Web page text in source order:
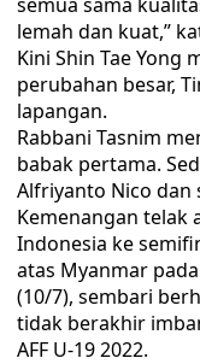
lemah dan kuat,”
Kini Shin Tae Yong
perubahan besar,
lapangan.
Rabbani Tasnim
babak pertama.
Alfriyanto Nico dan
Kemenangan telak
Indonesia ke
atas Myanmar
(10/7), sembari
tidak berakhir
AFF U-19 2022.